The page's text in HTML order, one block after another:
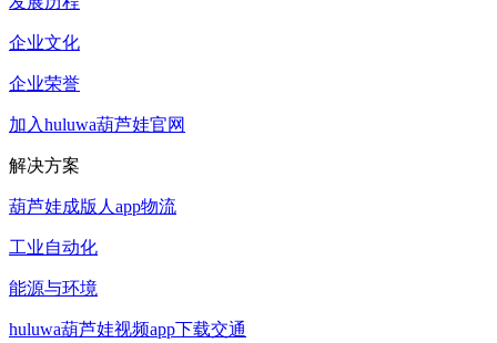
企业文化
企业荣誉
加入huluwa葫芦娃官网
解决方案
葫芦娃成版人app物流
工业自动化
能源与环境
huluwa葫芦娃视频app下载交通